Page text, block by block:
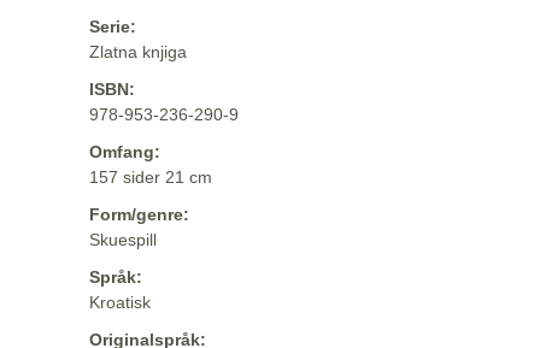
Serie:
Zlatna knjiga
ISBN:
978-953-236-290-9
Omfang:
157 sider 21 cm
Form/genre:
Skuespill
Språk:
Kroatisk
Originalspråk: